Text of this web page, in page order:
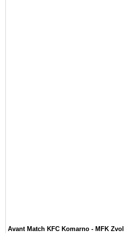
Avant Match KFC Komarno - MFK